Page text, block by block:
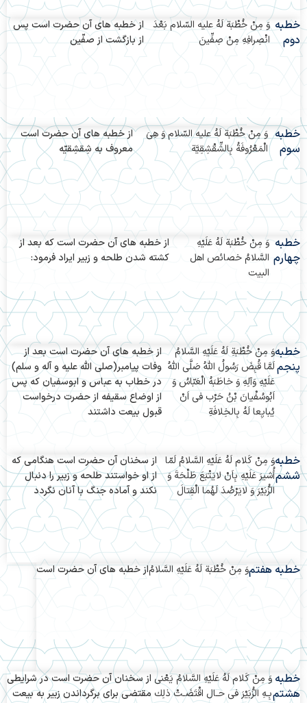
خطبه
دوم
وَ مِنْ خُطْبَة لَهُ عليه السّلام بَعْدَ
انْصِرافِهِ مِنْ صِفِّينَ
از خطبه های‌ آن حضرت است پس
از بازگشت از صفّین
خطبه
سوم
وَ مِنْ خُطْبَة لَهُ عليه السّلام وَ هِىَ
الْمَعْرُوفَةُ بِالشِّقْشِقِيَّة
از خطبه های‌ آن حضرت است
معروف به شِقشِقیّه
خطبه
چهارم
وَ مِنْ خُطْبَة لَهُ عَلَيْهِ
السَّلامُ خصائص اهل
البیت
از خطبه هاى آن حضرت است که بعد از
کشته شدن طلحه و زبیر ایراد فرمود:
خطبه
پنجم
وَ مِنْ خُطْبَةِ لَهُ عَلَيْهِ السَّلامُ
لَمَّا قُبِضَ رَسُولُ اللّهُ صَلَّى اللّهُ
عَلَيْهِ وَآلِهِ وَ خاطَبَهُ الْعَبّاسُ وَ
اَبُوسُفْيانَ بْنُ حَرْب فى اَنْ
يُبايِعا لَهُ بِالخِلافَةِ
از خطبه هاى آن حضرت است بعد از
وفات پیامبر(صلی الله علیه و آله و سلم)
در خطاب به عباس و ابوسفیان که پس
از اوضاع سقیفه از حضرت درخواست
قبول بیعت داشتند
خطبه
ششم
وَ مِنْ كَلام لَهُ عَلَيْهِ السَّلامُ لَمّا
أُشيرَ عَلَيْهِ بِاَنْ لايَتْبَعَ طَلْحَةَ وَ
الزُّبَيْرَ وَ لايَرْصُدَ لَهُما الْقِتالَ
از سخنان آن حضرت است هنگامى که
از او خواستند طلحه و زبیر را دنبال
نکند و آماده جنگ با آنان نگردد
خطبه هفتموَ مِنْ خُطْبَة لَهُ عَلَيْهِ السَّلامُاز خطبه های‌ آن حضرت است
خطبه
هشتم
وَ مِنْ كَلام لَهُ عَلَيْهِ السَّلامُ يَعْنى
بِـهِ الزُّبَيْرَ فى حـال اقْتَضَـتْ ذلِك
از سخنان آن حضرت است در شرایطى
مقتضى براى برگرداندن زبیر به بیعت